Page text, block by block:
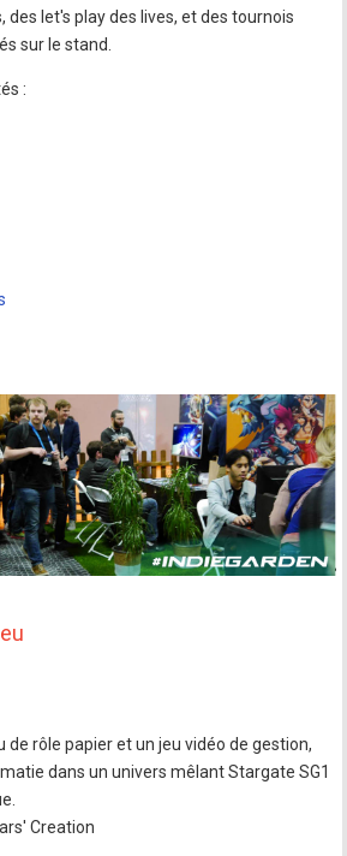
des let's play des lives, et des tournois
sur le stand.
:
de rôle papier et un jeu vidéo de gestion,
dans un univers mêlant Stargate SG1
Creation